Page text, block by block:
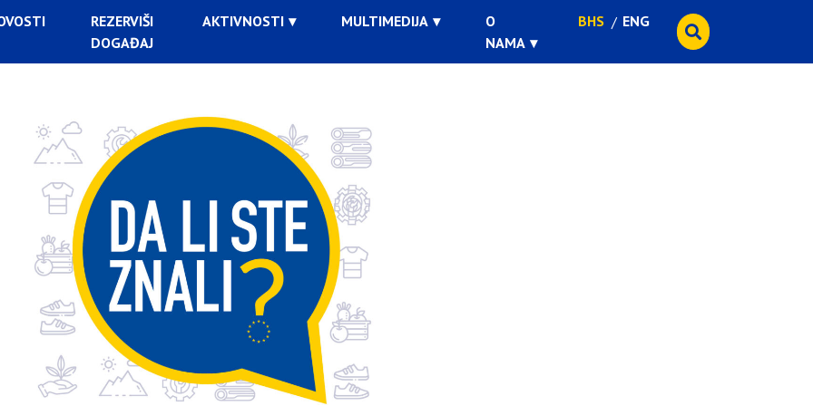
REZERVIŠI
DOGAĐAJ
AKTIVNOSTI MULTIMEDIJA
O
NAMA
BHS ENG